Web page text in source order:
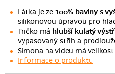
Látka je ze100% bavlny s
silikonovou úpravou pro
Tričko má hlubší kulatý
vypasovaný střih a
Simona na videu má
Informace o produktu